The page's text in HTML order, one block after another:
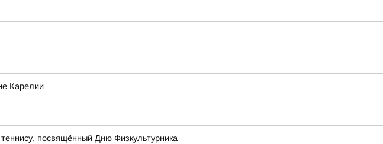
Карелии
посвящённый Дню Физкультурника